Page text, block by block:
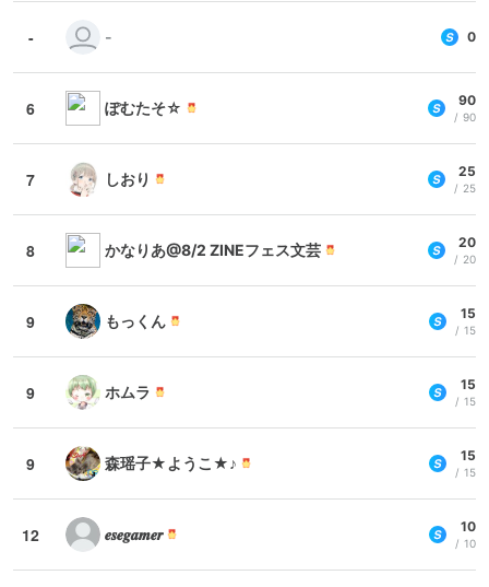
- - 0
6 ぽむたそ☆ 90
90
7 しおり 25
25
8 かなりあ@8/2 ZINEフェス文芸 20
20
9 もっくん 15
15
9 ホムラ 15
15
9 森瑶子★ようこ★♪ 15
15
12 𝒆𝒔𝒆𝒈𝒂𝒎𝒆𝒓 10
10